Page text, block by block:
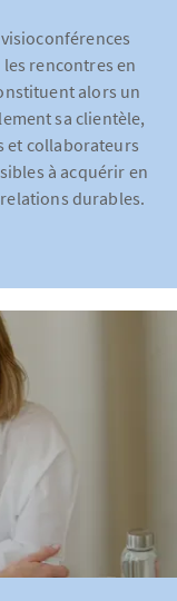
rencontres en
alors un
sa clientèle,
et collaborateurs
à acquérir en
durables.